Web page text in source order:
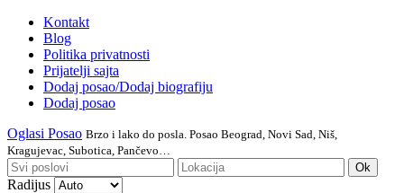
Kontakt
Blog
Politika privatnosti
Prijatelji sajta
Dodaj posao/Dodaj biografiju
Dodaj posao
Oglasi Posao Brzo i lako do posla. Posao Beograd, Novi Sad, Niš,
Kragujevac, Subotica, Pančevo…
Ok
Radijus